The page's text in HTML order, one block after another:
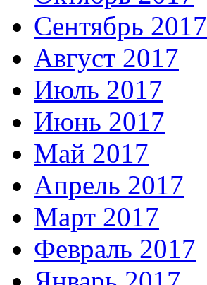
Сентябрь 2017
Август 2017
Июль 2017
Июнь 2017
Май 2017
Апрель 2017
Март 2017
Февраль 2017